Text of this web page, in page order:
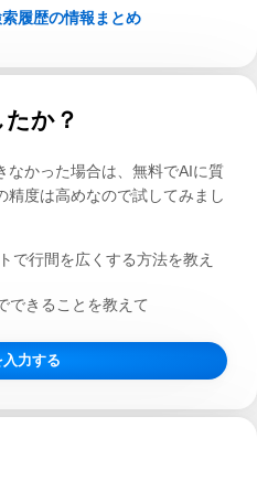
履歴の情報まとめ
か？
なかった場合は、無料でAIに質
精度は高めなので試してみまし
で行間を広くする方法を教え
できることを教えて
力する